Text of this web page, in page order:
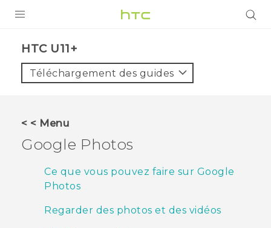
VIVE
ASSISTANCE
Appareils HTC & Accessoires
Connexion
HTC U11+‎
Téléchargement des guides
< < Menu
Google Photos
Ce que vous pouvez faire sur Google
Photos
Regarder des photos et des vidéos